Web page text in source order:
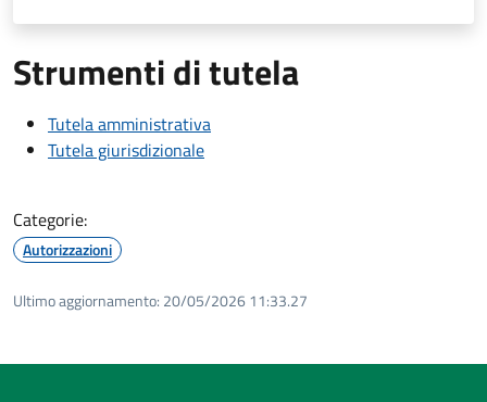
Strumenti di tutela
Tutela amministrativa
Tutela giurisdizionale
Categorie:
Autorizzazioni
Ultimo aggiornamento: 20/05/2026 11:33.27